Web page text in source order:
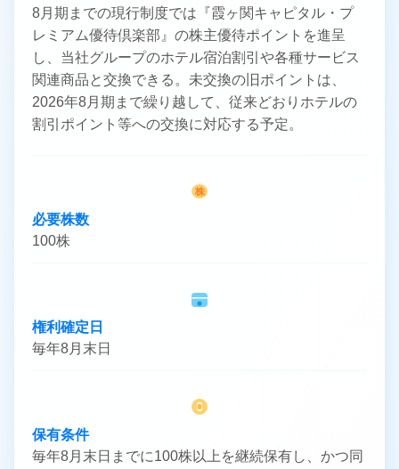
8月期までの現行制度では『霞ヶ関キャピタル・プ
レミアム優待倶楽部』の株主優待ポイントを進呈
し、当社グループのホテル宿泊割引や各種サービス
関連商品と交換できる。未交換の旧ポイントは、
2026年8月期まで繰り越して、従来どおりホテルの
割引ポイント等への交換に対応する予定。
株
必要株数
100株
権利確定日
毎年8月末日
保有条件
毎年8月末日までに100株以上を継続保有し、かつ同